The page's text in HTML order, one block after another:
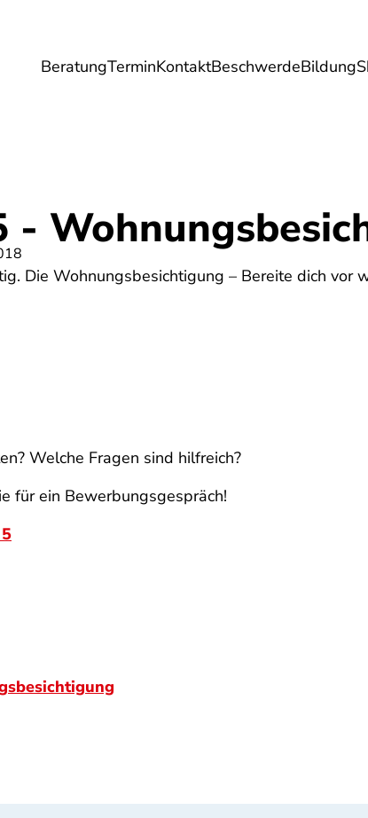
BeratungTerminKontaktBeschwerdeBildung
Umwelt Gesundheit Energie
-
Die Wohnungsbesichtigung – Bereite dich vor
Welche Fragen sind hilfreich?
für ein Bewerbungsgespräch!